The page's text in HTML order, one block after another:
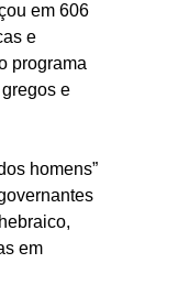
em 606
e
programa
e
homens”
em